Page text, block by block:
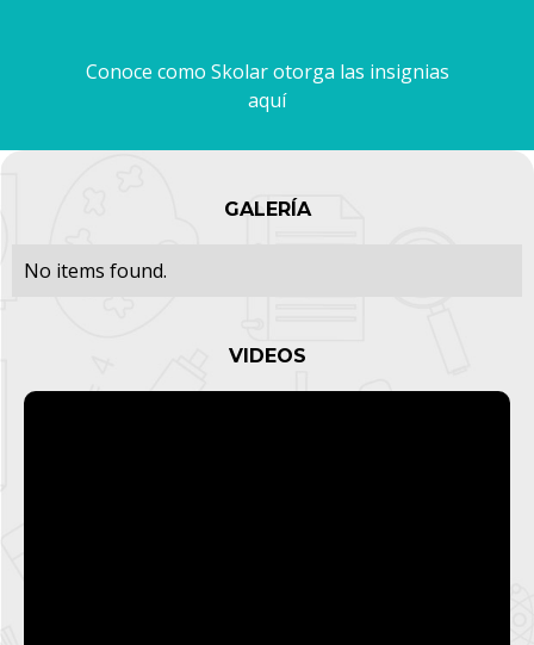
Conoce como Skolar otorga las insignias
aquí
GALERÍA
No items found.
VIDEOS